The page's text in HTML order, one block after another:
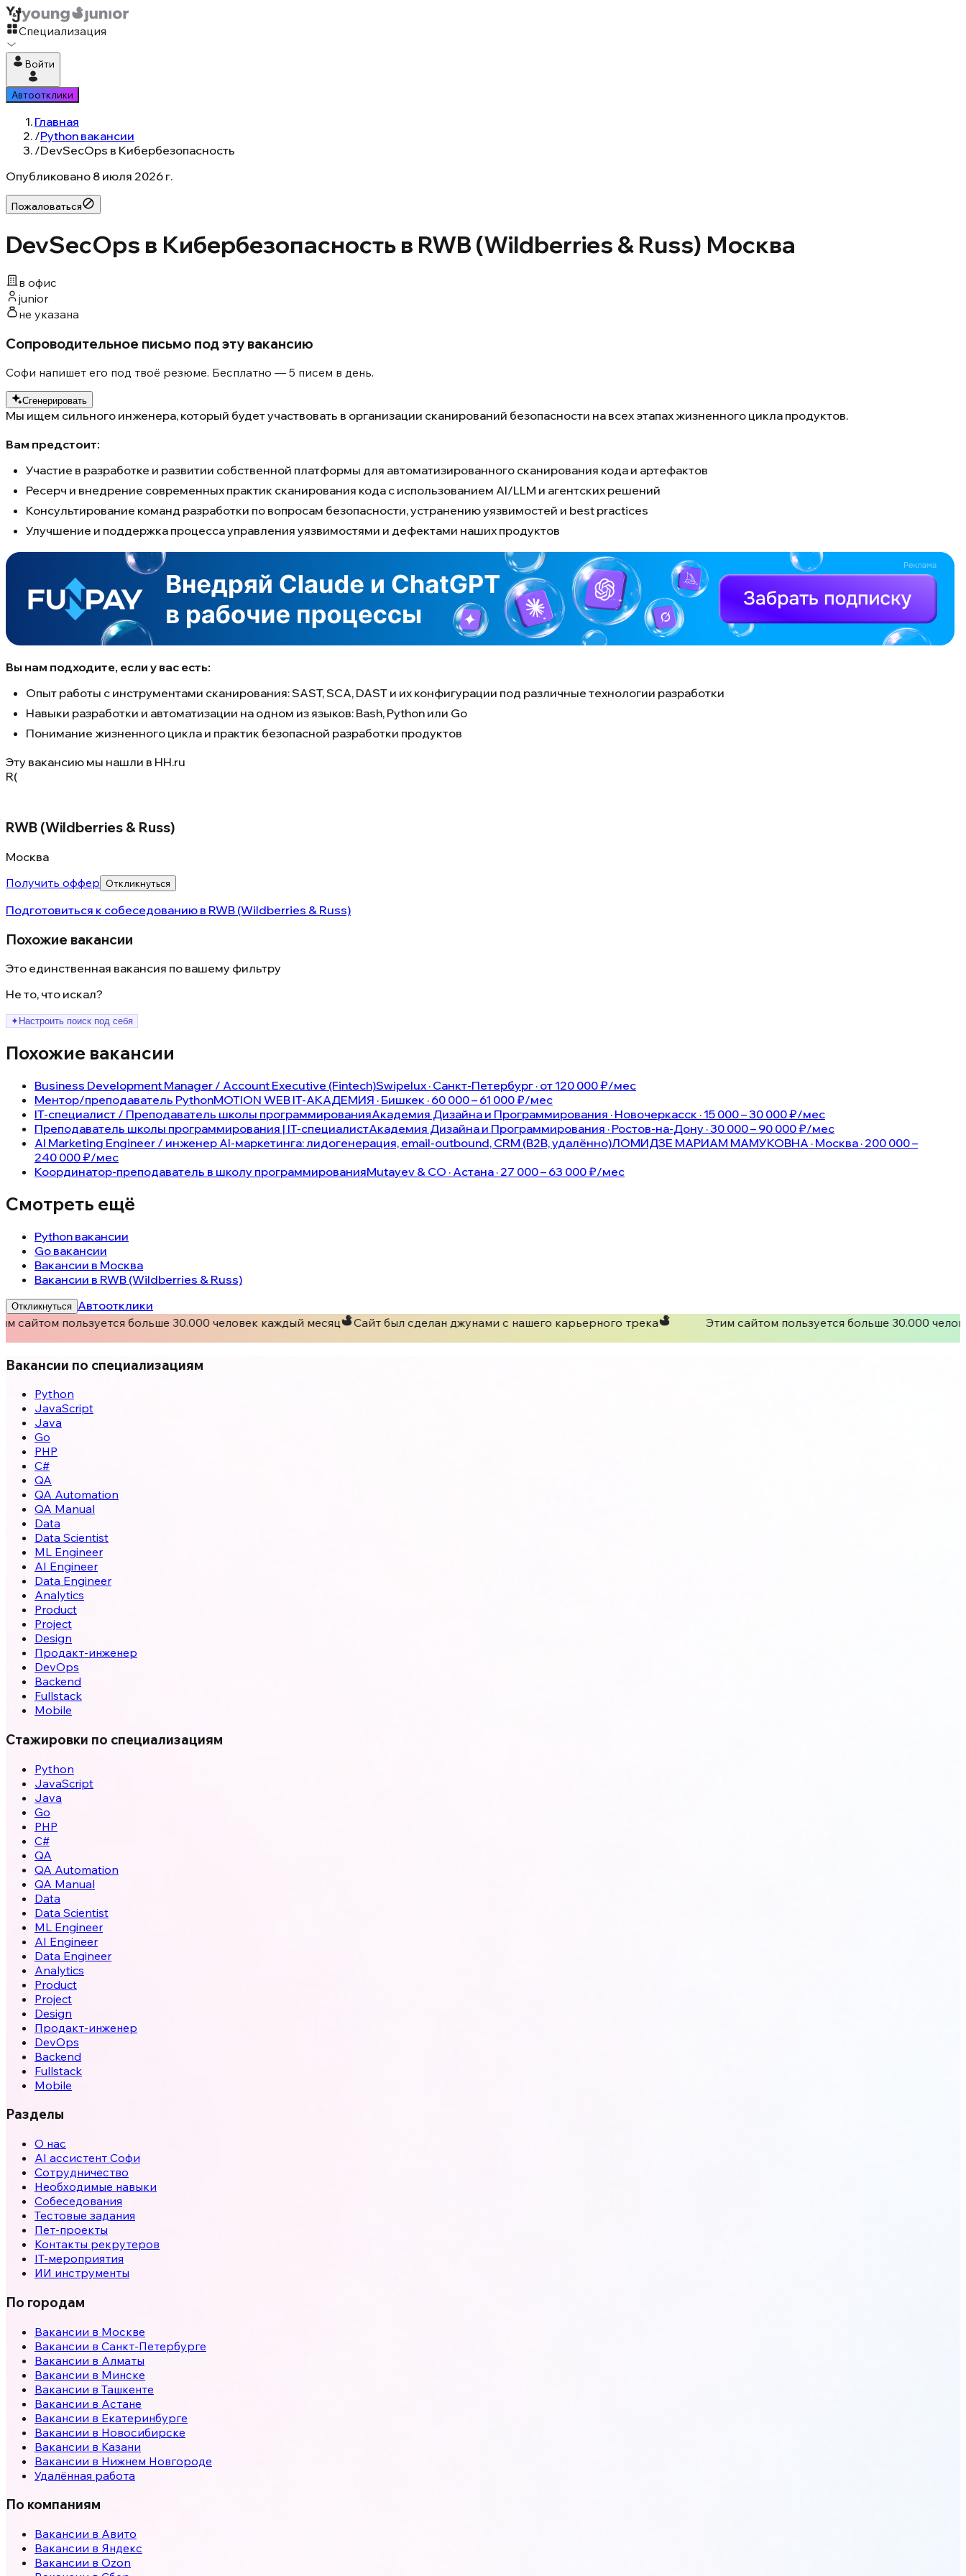
Специализация
Войти
Автоотклики
Главная
/Python вакансии
/DevSecOps в Кибербезопасность
Опубликовано 8 июля 2026 г.
Пожаловаться
DevSecOps в Кибербезопасность в RWB (Wildberries & Russ) Москва
в офис
junior
не указана
Сопроводительное письмо под эту вакансию
Софи напишет его под твоё резюме. Бесплатно — 5 писем в день.
Сгенерировать
Мы ищем сильного инженера, который будет участвовать в организации сканирований безопасности на всех этапах жизненного цикла продуктов.
Вам предстоит:
Участие в разработке и развитии собственной платформы для автоматизированного сканирования кода и артефактов
Ресерч и внедрение современных практик сканирования кода с использованием AI/LLM и агентских решений
Консультирование команд разработки по вопросам безопасности, устранению уязвимостей и best practices
Улучшение и поддержка процесса управления уязвимостями и дефектами наших продуктов
Вы нам подходите, если у вас есть:
Опыт работы с инструментами сканирования: SAST, SCA, DAST и их конфигурации под различные технологии разработки
Навыки разработки и автоматизации на одном из языков: Bash, Python или Go
Понимание жизненного цикла и практик безопасной разработки продуктов
Эту вакансию мы нашли в HH.ru
R(
RWB (Wildberries & Russ)
Москва
Получить оффер
Откликнуться
Подготовиться к собеседованию в RWB (Wildberries & Russ)
Похожие вакансии
Это единственная вакансия по вашему фильтру
Не то, что искал?
✦ Настроить поиск под себя
Похожие вакансии
Business Development Manager / Account Executive (Fintech)Swipelux · Санкт-Петербург · от 120 000 ₽/мес
Ментор/преподаватель PythonMOTION WEB IT-АКАДЕМИЯ · Бишкек · 60 000 – 61 000 ₽/мес
IT-специалист / Преподаватель школы программированияАкадемия Дизайна и Программирования · Новочеркасск · 15 000 – 30 000 ₽/мес
Преподаватель школы программирования | IT-специалистАкадемия Дизайна и Программирования · Ростов-на-Дону · 30 000 – 90 000 ₽/мес
AI Marketing Engineer / инженер AI-маркетинга: лидогенерация, email-outbound, CRM (B2B, удалённо)ЛОМИДЗЕ МАРИАМ МАМУКОВНА · Москва · 200 000 –
240 000 ₽/мес
Координатор-преподаватель в школу программированияMutayev & CO · Астана · 27 000 – 63 000 ₽/мес
Смотреть ещё
Python вакансии
Go вакансии
Вакансии в Москва
Вакансии в RWB (Wildberries & Russ)
Откликнуться Автоотклики
сайтом пользуется больше 30.000 человек каждый месяц
Сайт был сделан джунами с нашего карьерного трека Этим сайтом пользуется больше 30.000
Вакансии по специализациям
Python
JavaScript
Java
Go
PHP
C#
QA
QA Automation
QA Manual
Data
Data Scientist
ML Engineer
AI Engineer
Data Engineer
Analytics
Product
Project
Design
Продакт-инженер
DevOps
Backend
Fullstack
Mobile
Стажировки по специализациям
Python
JavaScript
Java
Go
PHP
C#
QA
QA Automation
QA Manual
Data
Data Scientist
ML Engineer
AI Engineer
Data Engineer
Analytics
Product
Project
Design
Продакт-инженер
DevOps
Backend
Fullstack
Mobile
Разделы
О нас
AI ассистент Софи
Сотрудничество
Необходимые навыки
Собеседования
Тестовые задания
Пет-проекты
Контакты рекрутеров
IT-мероприятия
ИИ инструменты
По городам
Вакансии в Москве
Вакансии в Санкт-Петербурге
Вакансии в Алматы
Вакансии в Минске
Вакансии в Ташкенте
Вакансии в Астане
Вакансии в Екатеринбурге
Вакансии в Новосибирске
Вакансии в Казани
Вакансии в Нижнем Новгороде
Удалённая работа
По компаниям
Вакансии в Авито
Вакансии в Яндекс
Вакансии в Ozon